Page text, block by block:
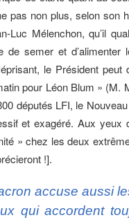
pas non plus, selon son
Luc Mélenchon, qu’il
de semer et d’alimenter
le Président peut
pour Léon Blum » (M.
députés LFI, le
et exagéré. Aux yeux
» chez les deux
!].
accuse aussi
qui accordent